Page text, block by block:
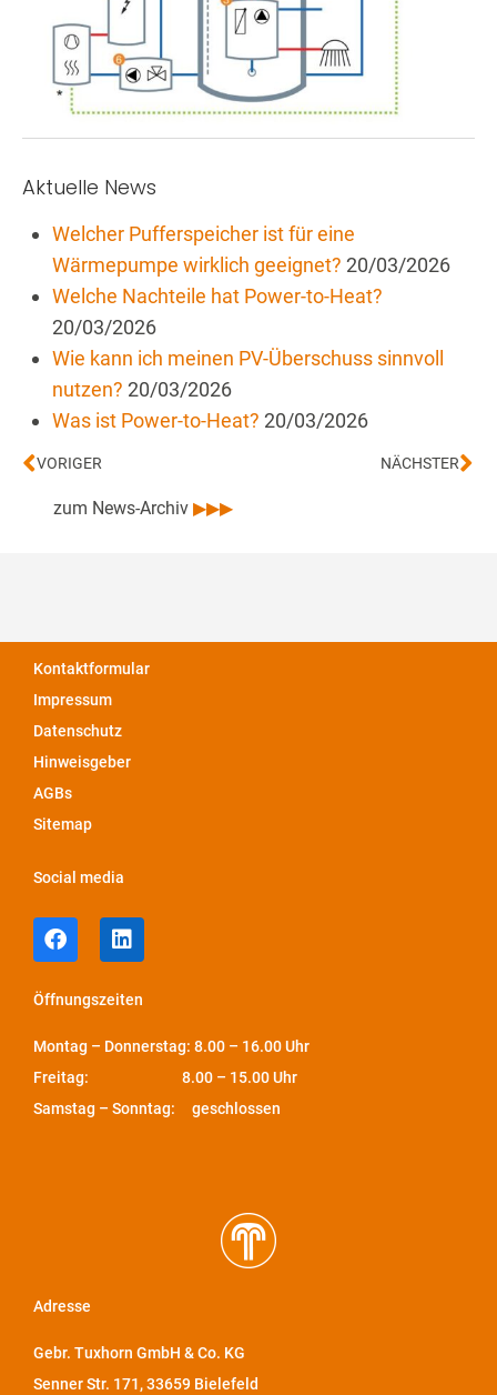
Aktuelle News
Welcher Pufferspeicher ist für eine
Wärmepumpe wirklich geeignet? 20/03/2026
Welche Nachteile hat Power-to-Heat?
20/03/2026
Wie kann ich meinen PV-Überschuss sinnvoll
nutzen? 20/03/2026
Was ist Power-to-Heat? 20/03/2026
VORIGER NÄCHSTER
zum News-Archiv ▶▶▶
Kontaktformular
Impressum
Datenschutz
Hinweisgeber
AGBs
Sitemap
Social media
Öffnungszeiten
Montag – Donnerstag: 8.00 – 16.00 Uhr
Freitag: 8.00 – 15.00 Uhr
Samstag – Sonntag: geschlossen
Adresse
Gebr. Tuxhorn GmbH & Co. KG
Senner Str. 171, 33659 Bielefeld